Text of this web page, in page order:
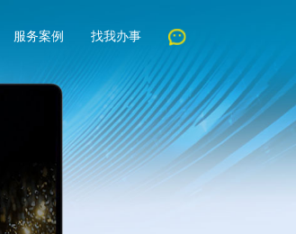
服务案例 找我办事